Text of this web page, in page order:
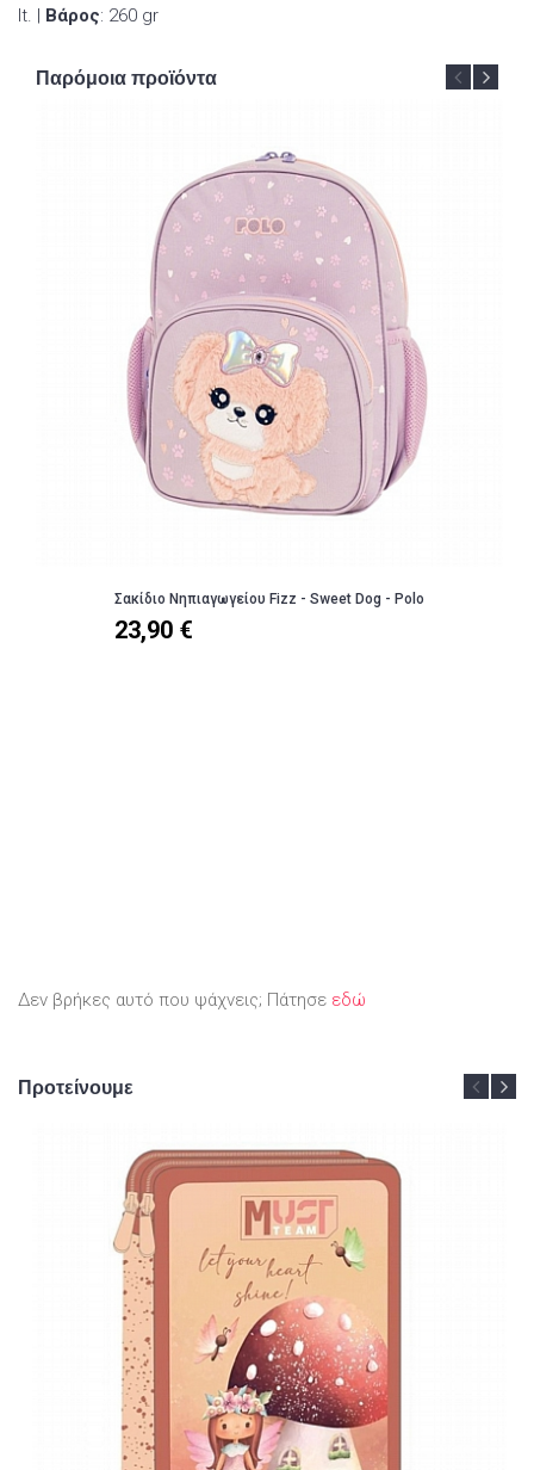
lt. |
Βάρος: 260 gr
Παρόμοια προϊόντα
Σακίδιο Νηπιαγωγείου Fizz - Sweet Dog - Polo
23,90 €
Δεν βρήκες αυτό που ψάχνεις; Πάτησε εδώ
Προτείνουμε